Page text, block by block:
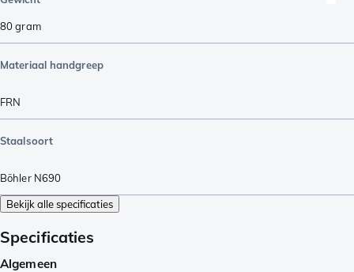
80gram
Materiaal handgreep
FRN
Staalsoort
Böhler N690
Bekijk alle specificaties
Specificaties
Algemeen